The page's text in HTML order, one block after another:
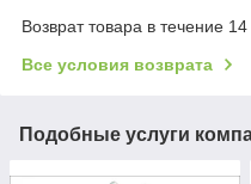
Возврат товара в течение
Все условия возврата
Подобные услуги